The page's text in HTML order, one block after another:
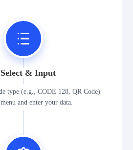
& Input
type (e.g., CODE 128, QR Code)
and enter your data.